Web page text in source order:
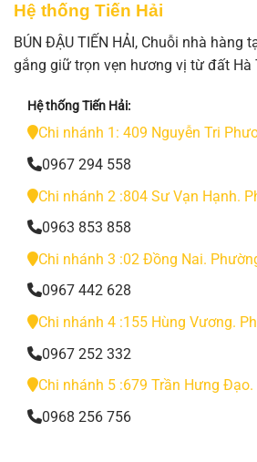
Hệ thống Tiến Hải
BÚN ĐẬU TIẾN HẢI, Chuỗi nhà hàng
gắng giữ trọn vẹn hương vị từ đất Hà
Hệ thống Tiến Hải:
Chi nhánh 1: 409 Nguyễn Tri
0967 294 558
Chi nhánh 2 :804 Sư Vạn Hạnh.
0963 853 858
Chi nhánh 3 :02 Đồng Nai.
0967 442 628
Chi nhánh 4 :155 Hùng Vương.
0967 252 332
Chi nhánh 5 :679 Trần Hưng
0968 256 756